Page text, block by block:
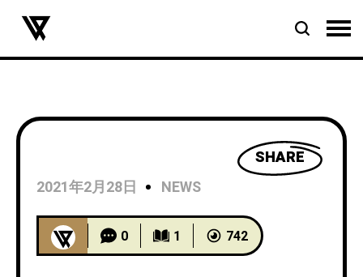
SHARE
2021年2月28日
NEWS
0 1 742